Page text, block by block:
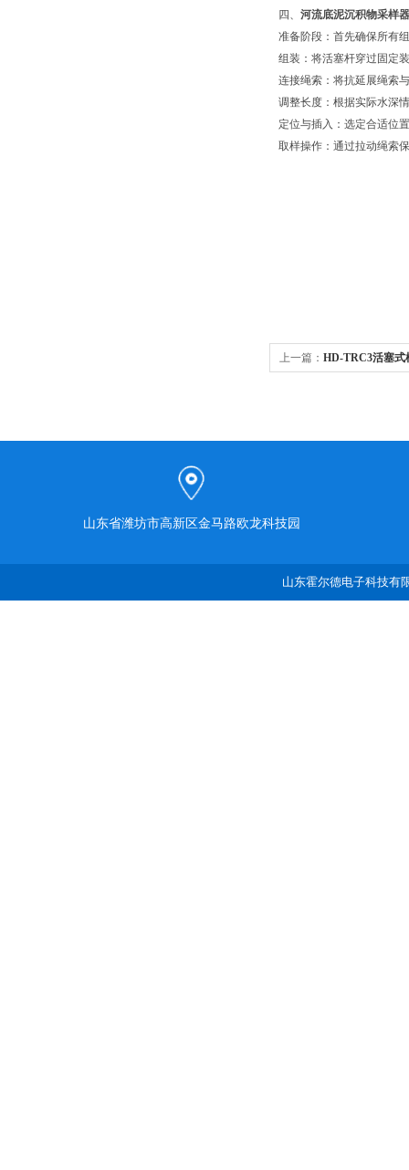
四、 河流底泥沉积物采样器
准备阶段：首先确保所有
组装：将活塞杆穿过固定
连接绳索：将抗延展绳索
调整长度：根据实际水深
定位与插入：选定合适位
取样操作：通过拉动绳索
上一篇： HD-TRC3活塞式
山东省潍坊市高新区金马路欧龙科技园
山东霍尔德电子科技有